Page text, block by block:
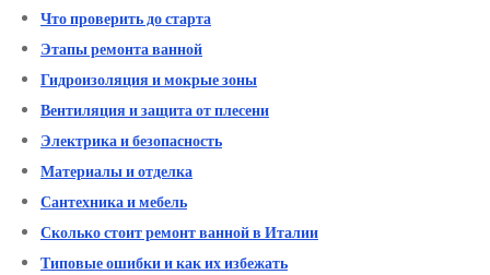
Что проверить до старта
Этапы ремонта ванной
Гидроизоляция и мокрые зоны
Вентиляция и защита от плесени
Электрика и безопасность
Материалы и отделка
Сантехника и мебель
Сколько стоит ремонт ванной в Италии
Типовые ошибки и как их избежать